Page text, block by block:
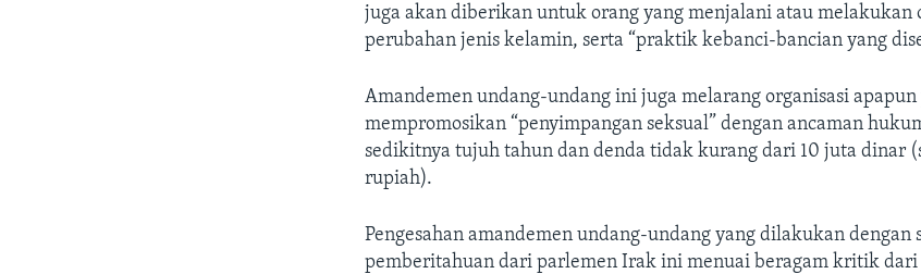
juga akan diberikan untuk orang yang menjalani atau melakukan
perubahan jenis kelamin, serta “praktik kebanci-bancian yang
Amandemen undang-undang ini juga melarang organisasi apapun
mempromosikan “penyimpangan seksual” dengan ancaman
sedikitnya tujuh tahun dan denda tidak kurang dari 10 juta dinar
rupiah).
Pengesahan amandemen undang-undang yang dilakukan dengan
pemberitahuan dari parlemen Irak ini menuai beragam kritik dari